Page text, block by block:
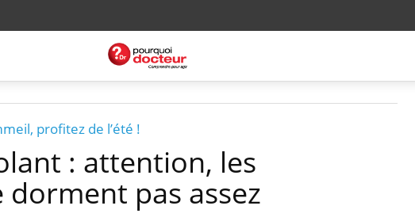
profitez de l’été !
: attention, les
pas assez